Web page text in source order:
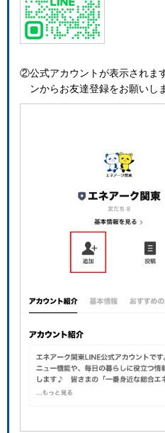
②公式アカウントが表示されます
ンからお友達登録をお願いし